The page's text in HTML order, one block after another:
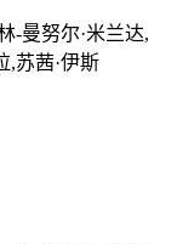
-曼努尔·米兰达,
,苏茜·伊斯